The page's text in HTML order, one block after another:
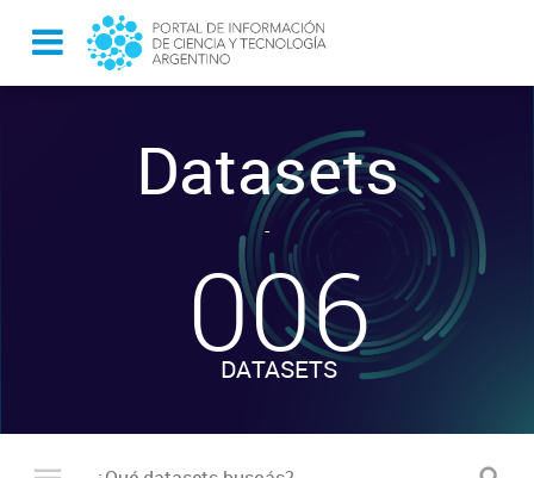
Datasets
-
006
DATASETS